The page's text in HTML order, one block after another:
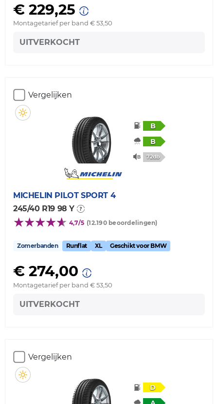
€ 229,25
Montagetarief per band € 53,50
UITVERKOCHT
Vergelijken
B
B
72db
MICHELIN PILOT SPORT 4
245/40 R19 98 Y
4,7/5 (12.190 beoordelingen)
Zomerbanden Runflat XL Geschikt voor BMW
€ 274,00
Montagetarief per band € 53,50
UITVERKOCHT
Vergelijken
D